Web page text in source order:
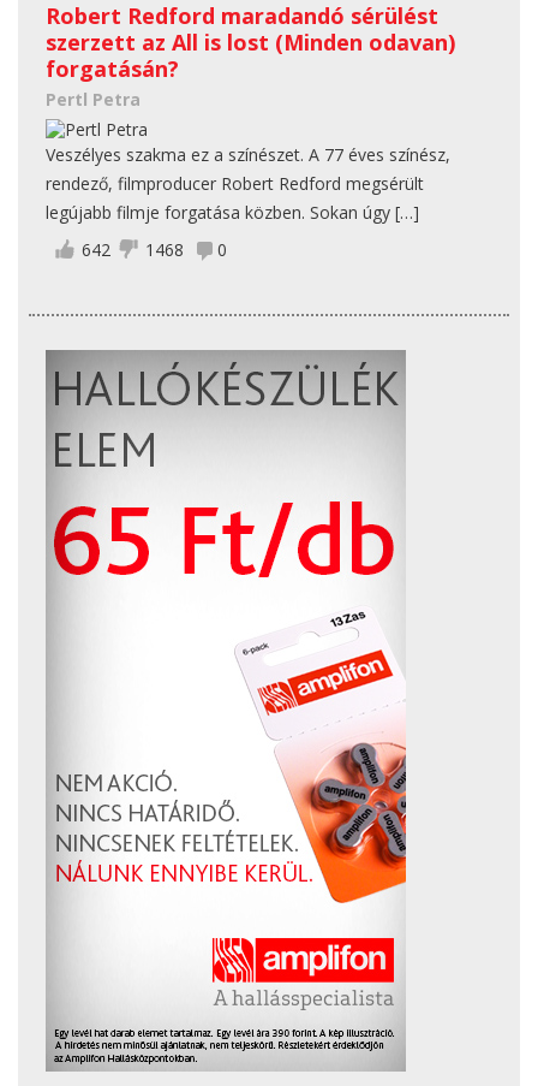
Robert Redford maradandó sérülést
szerzett az All is lost (Minden odavan)
forgatásán?
Pertl Petra
Veszélyes szakma ez a színészet. A 77 éves színész,
rendező, filmproducer Robert Redford megsérült
legújabb filmje forgatása közben. Sokan úgy […]
642
1468 0